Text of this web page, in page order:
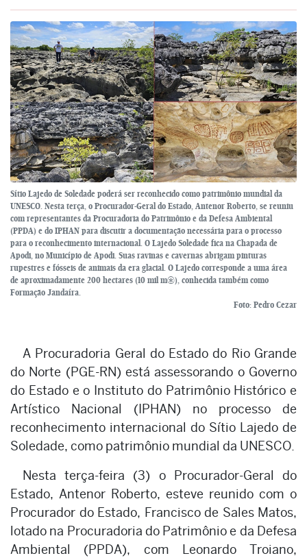
Sítio Lajedo de Soledade poderá ser reconhecido como patrimônio mundial da
UNESCO. Nesta terça, o Procurador-Geral do Estado, Antenor Roberto, se reuniu
com representantes da Procuradoria do Patrimônio e da Defesa Ambiental
(PPDA) e do IPHAN para discutir a documentação necessária para o processo
para o reconhecimento internacional. O Lajedo Soledade fica na Chapada de
Apodi, no Município de Apodi. Suas ravinas e cavernas abrigam pinturas
rupestres e fósseis de animais da era glacial. O Lajedo corresponde a uma área
de aproximadamente 200 hectares (10 mil m²), conhecida também como
Formação Jandaíra.
Foto: Pedro Cezar
A Procuradoria Geral do Estado do Rio Grande
do Norte (PGE-RN) está assessorando o Governo
do Estado e o Instituto do Patrimônio Histórico e
Artístico Nacional (IPHAN) no processo de
reconhecimento internacional do Sítio Lajedo de
Soledade, como patrimônio mundial da UNESCO.
Nesta terça-feira (3) o Procurador-Geral do
Estado, Antenor Roberto, esteve reunido com o
Procurador do Estado, Francisco de Sales Matos,
lotado na Procuradoria do Patrimônio e da Defesa
Ambiental (PPDA), com Leonardo Troiano,